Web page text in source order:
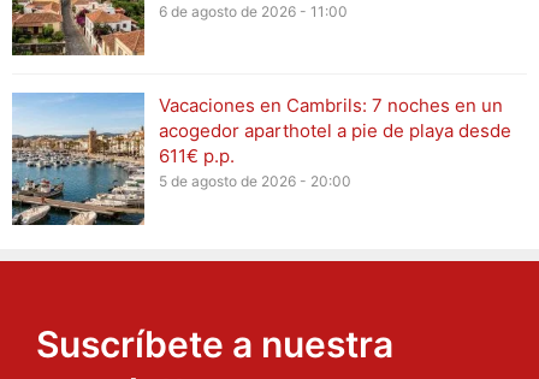
6 de agosto de 2026 - 11:00
Vacaciones en Cambrils: 7 noches en un
acogedor aparthotel a pie de playa desde
611€ p.p.
5 de agosto de 2026 - 20:00
Suscríbete a nuestra